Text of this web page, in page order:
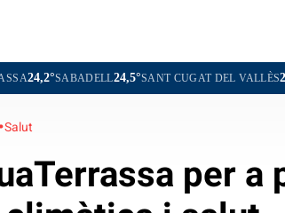
24,5°SANT CUGAT DEL VALLÈS25,3°RUBÍ25,2°
Salut
per a